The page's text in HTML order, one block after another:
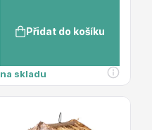
Přidat do košíku
na skladu